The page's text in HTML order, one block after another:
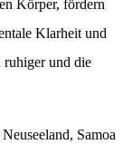
Körper, fördern
Klarheit und
ruhiger und die
Samoa